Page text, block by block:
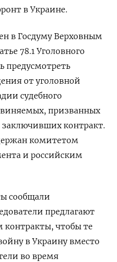
в Украине.
в Госдуму Верховным
78.1 Уголовного
предусмотреть
от уголовной
судебного
призванных
контракт.
комитетом
и российским
сообщали
предлагают
чтобы те
в Украину вместо
во время